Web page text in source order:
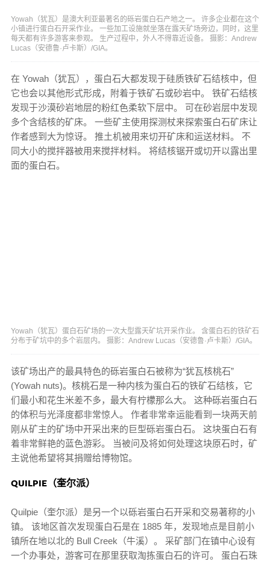
Yowah（犹瓦）是澳大利亚最著名的砾岩蛋白石产地之一。 许多企业都在这个
小镇进行蛋白石开采作业。 一些加工设施就坐落在露天矿场旁边，同时，这里
每天都有许多游客来参观。 生产过程中，外人不得靠近设备。 摄影：Andrew
Lucas（安德鲁·卢卡斯）/GIA。
在 Yowah（犹瓦），蛋白石大都发现于硅质铁矿石结核中，但
它也会以其他形式形成，附着于铁矿石或砂岩中。 铁矿石结核
发现于沙漠砂岩地层的粉红色柔软下层中。 可在砂岩层中发现
多个含结核的矿床。 一些矿主使用探测杖来探索蛋白石矿床让
作者感到大为惊讶。 推土机被用来切开矿床和运送材料。 不
同大小的搅拌器被用来搅拌材料。 将结核锯开或切开以露出里
面的蛋白石。
Yowah（犹瓦）蛋白石矿场的一次大型露天矿坑开采作业。 含蛋白石的铁矿石
分布于矿坑中的多个岩层内。 摄影：Andrew Lucas（安德鲁·卢卡斯）/GIA。
该矿场出产的最具特色的砾岩蛋白石被称为“犹瓦核桃石”
(Yowah nuts)。核桃石是一种内核为蛋白石的铁矿石结核，它
们最小和花生米差不多，最大有柠檬那么大。 这种砾岩蛋白石
的体积与光泽度都非常惊人。 作者非常幸运能看到一块两天前
刚从矿主的矿场中开采出来的巨型砾岩蛋白石。 这块蛋白石有
着非常鲜艳的蓝色游彩。 当被问及将如何处理这块原石时，矿
主说他希望将其捐赠给博物馆。
QUILPIE（奎尔派）
Quilpie（奎尔派）是另一个以砾岩蛋白石开采和交易著称的小
镇。 该地区首次发现蛋白石是在 1885 年，发现地点是目前小
镇所在地以北的 Bull Creek（牛溪）。 采矿部门在镇中心设有
一个办事处，游客可在那里获取淘拣蛋白石的许可。 蛋白石珠